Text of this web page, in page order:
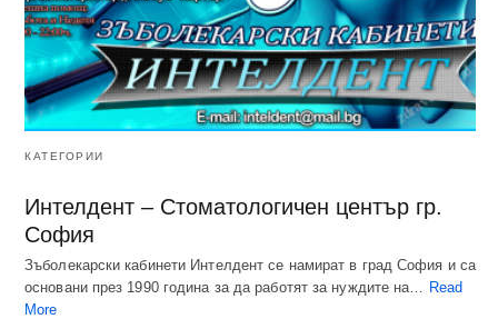
КАТЕГОРИИ
Интелдент – Стоматологичен център гр.
София
Зъболекарски кабинети Интелдент се намират в град София и са
основани през 1990 година за да работят за нуждите на… Read
More